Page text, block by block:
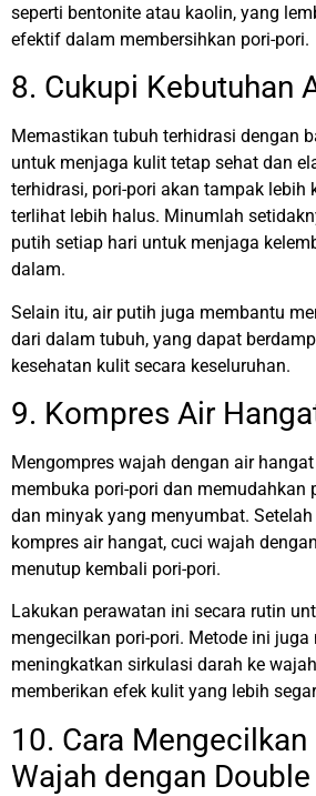
seperti bentonite atau kaolin, yang
efektif dalam membersihkan pori-pori.
8. Cukupi Kebutuhan
Memastikan tubuh terhidrasi dengan
untuk menjaga kulit tetap sehat dan
terhidrasi, pori-pori akan tampak lebih
terlihat lebih halus. Minumlah
putih setiap hari untuk menjaga
dalam.
Selain itu, air putih juga membantu
dari dalam tubuh, yang dapat
kesehatan kulit secara keseluruhan.
9. Kompres Air
Mengompres wajah dengan air
membuka pori-pori dan memudahkan
dan minyak yang menyumbat.
kompres air hangat, cuci wajah
menutup kembali pori-pori.
Lakukan perawatan ini secara rutin
mengecilkan pori-pori. Metode ini juga
meningkatkan sirkulasi darah ke
memberikan efek kulit yang lebih
10. Cara
Wajah dengan